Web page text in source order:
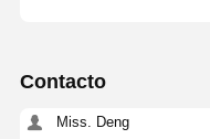
Contacto
Miss. Deng